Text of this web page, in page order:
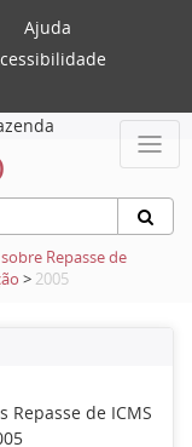
Ajuda
Repasse de
> 2005
de ICMS